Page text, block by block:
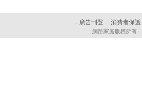
． 廣告刊登 ． 消費者保護
網路家庭版權所有